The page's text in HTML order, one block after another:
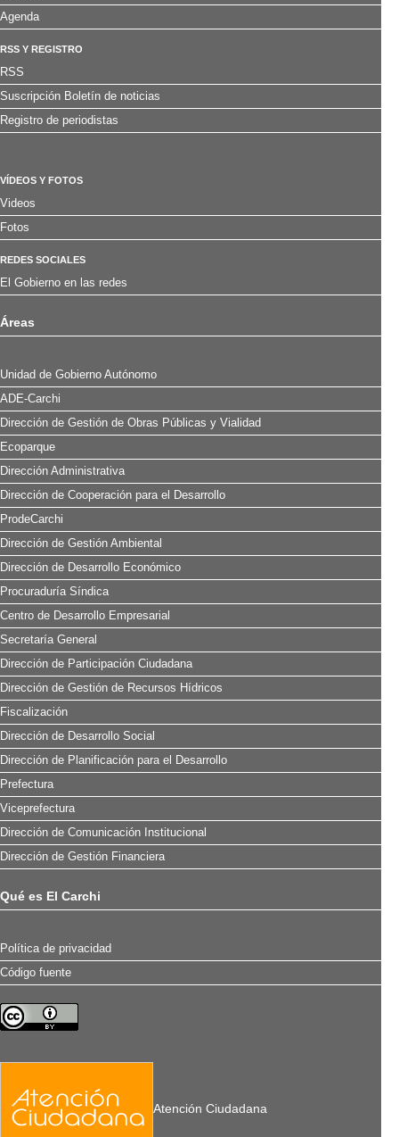
Agenda
RSS Y REGISTRO
RSS
Suscripción Boletín de noticias
Registro de periodistas
VÍDEOS Y FOTOS
Videos
Fotos
REDES SOCIALES
El Gobierno en las redes
Áreas
Unidad de Gobierno Autónomo
ADE-Carchi
Dirección de Gestión de Obras Públicas y Vialidad
Ecoparque
Dirección Administrativa
Dirección de Cooperación para el Desarrollo
ProdeCarchi
Dirección de Gestión Ambiental
Dirección de Desarrollo Económico
Procuraduría Síndica
Centro de Desarrollo Empresarial
Secretaría General
Dirección de Participación Ciudadana
Dirección de Gestión de Recursos Hídricos
Fiscalización
Dirección de Desarrollo Social
Dirección de Planificación para el Desarrollo
Prefectura
Viceprefectura
Dirección de Comunicación Institucional
Dirección de Gestión Financiera
Qué es El Carchi
Política de privacidad
Código fuente
Atención Ciudadana